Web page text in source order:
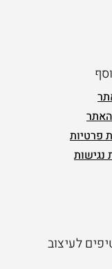
פרטיות
לעיצוב